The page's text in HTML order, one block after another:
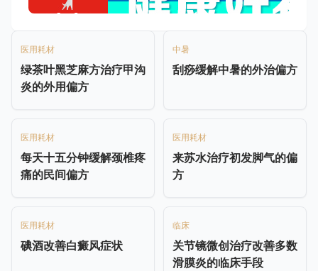
医用耗材
绿茶叶黑芝麻方治疗甲沟
炎的外用偏方
中暑
刮痧缓解中暑的外治偏方
医用耗材
每天十五分钟缓解颈椎疼
痛的民间偏方
医用耗材
来苏水治疗初发脚气的偏
方
医用耗材
碘酒改善白癜风症状
临床
关节镜微创治疗改善多数
滑膜炎的临床手段